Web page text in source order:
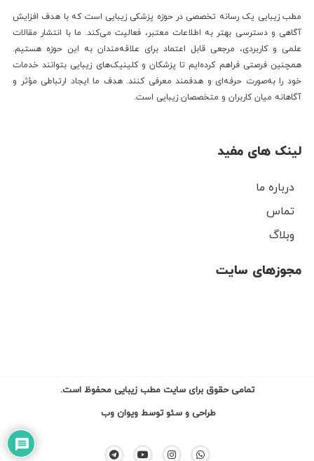
مطب زیبایی یک رسانه تخصصی در حوزه پزشکی زیبایی است که با هدف افزایش
آگاهی و دسترسی بهتر به اطلاعات معتبر، فعالیت می‌کند. ما با انتشار مقالات
علمی و کاربردی، مرجعی قابل اعتماد برای علاقه‌مندان به این حوزه هستیم.
همچنین فرصتی فراهم کرده‌ایم تا پزشکان و کلینیک‌های زیبایی بتوانند خدمات
خود را به‌صورت حرفه‌ای و هدفمند معرفی کنند. هدف ما ایجاد ارتباطی مؤثر و
آگاهانه میان کاربران و متخصصان زیبایی است.
لینک های مفید
درباره ما
تماس
وبلاگ
مجوزهای سایت
تمامی حقوق برای سایت مطب زیبایی محفوظ است.
طراحی و سئو توسط ویوان وب